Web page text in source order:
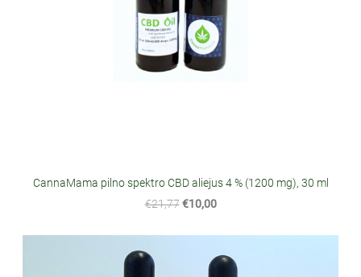
CannaMama pilno spektro CBD aliejus 4 % (1200 mg), 30 ml
€21,77 €10,00